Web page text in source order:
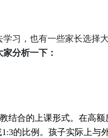
习，也有一些家长选择
分析一下：
结合的上课形式。在高
1:3的比例。孩子实际上与